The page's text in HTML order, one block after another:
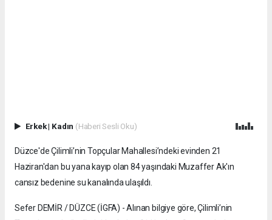
Erkek| Kadın (Haberi Sesli Oku)
Düzce'de Çilimli’nin Topçular Mahallesi’ndeki evinden 21
Haziran'dan bu yana kayıp olan 84 yaşındaki Muzaffer Ak'ın
cansız bedenine su kanalında ulaşıldı.
Sefer DEMİR / DÜZCE (İGFA) - Alınan bilgiye göre, Çilimli’nin